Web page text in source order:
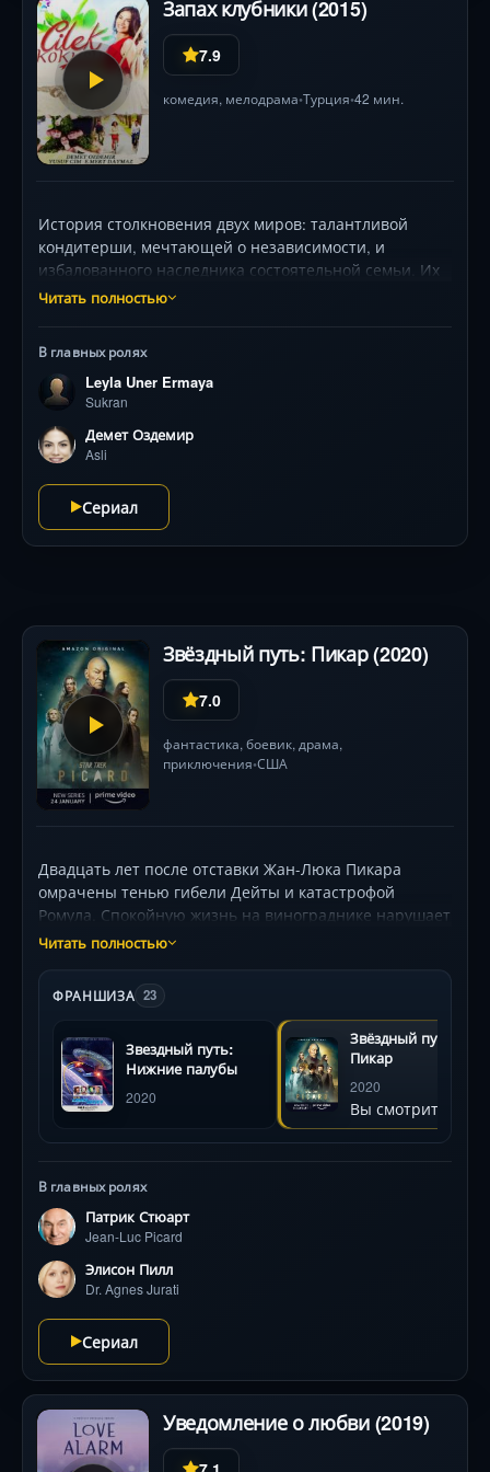
Запах клубники (2015)
7.9
комедия, мелодрама•Турция•42 мин.
История столкновения двух миров: талантливой
кондитерши, мечтающей о независимости, и
избалованного наследника состоятельной семьи. Их
неприязнь перерастает в бурный роман, полный
пейзажи и искрометные диалоги держат в
напряжении до финала.
Читать полностью
В главных ролях
Leyla Uner Ermaya
Sukran
Демет Оздемир
Asli
Сериал
Звёздный путь: Пикар (2020)
7.0
фантастика, боевик, драма,
приключения•США
Двадцать лет после отставки Жан-Люка Пикара
омрачены тенью гибели Дейты и катастрофой
Ромула. Спокойную жизнь на винограднике нарушает
появление таинственной девушки, связанной с
масштабный заговор, вынуждая Пикара собрать
разношёрстную команду: от бывших офицеров до
пиратов и дрона Борг. Вместе они отправятся к
забытым мирам, столкнутся с новой угрозой
Звёздному Флоту и переосмыслят идеалы будущего.
Патрик Стюарт блистает в роли мудрого, но
уязвимого героя, а визуальные эффекты
перезагружают культовую эстетику «Звёздного пути».
Читать полностью
ФРАНШИЗА 23
Звездный путь:
Нижние палубы
2020
Звёздный путь:
Пикар
2020
Вы смотрите
В главных ролях
Патрик Стюарт
Jean-Luc Picard
Элисон Пилл
Dr. Agnes Jurati
Сериал
Уведомление о любви (2019)